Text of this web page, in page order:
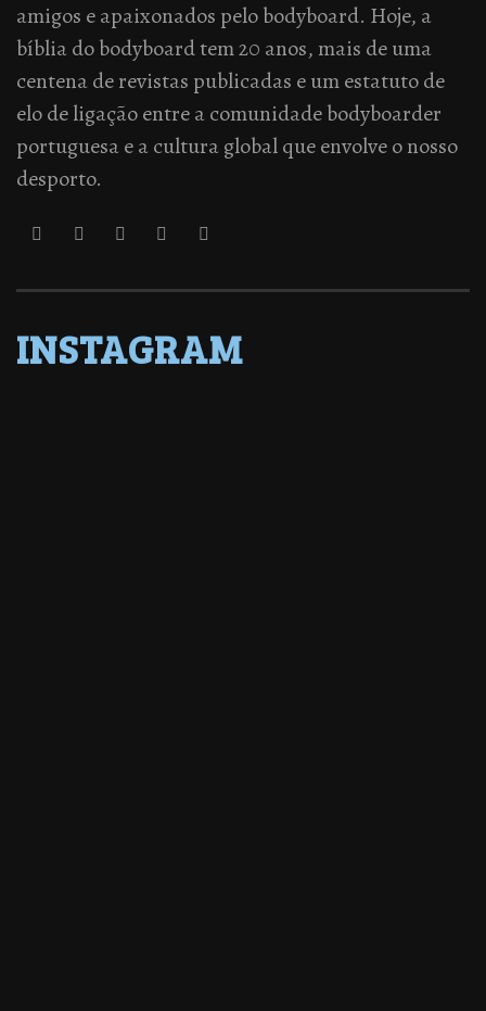
amigos e apaixonados pelo bodyboard. Hoje, a
bíblia do bodyboard tem 20 anos, mais de uma
centena de revistas publicadas e um estatuto de
elo de ligação entre a comunidade bodyboarder
portuguesa e a cultura global que envolve o nosso
desporto.
INSTAGRAM